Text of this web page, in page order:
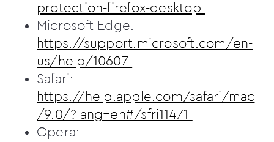
protection-firefox-desktop
Microsoft Edge:
https://support.microsoft.com/en-
us/help/10607
Safari:
https://help.apple.com/safari/mac
/9.0/?lang=en#/sfri11471
Opera: